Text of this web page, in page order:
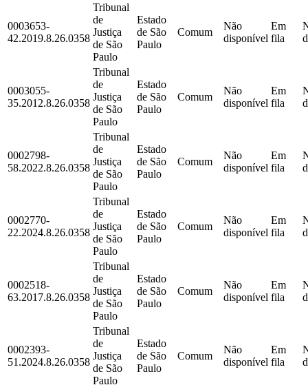
0003653-
42.2019.8.26.0358
Tribunal
de
Justiça
de São
Paulo
Estado
de São
Paulo
Comum
Não
disponível
Em
fila
0003055-
35.2012.8.26.0358
Tribunal
de
Justiça
de São
Paulo
Estado
de São
Paulo
Comum
Não
disponível
Em
fila
0002798-
58.2022.8.26.0358
Tribunal
de
Justiça
de São
Paulo
Estado
de São
Paulo
Comum
Não
disponível
Em
fila
0002770-
22.2024.8.26.0358
Tribunal
de
Justiça
de São
Paulo
Estado
de São
Paulo
Comum
Não
disponível
Em
fila
0002518-
63.2017.8.26.0358
Tribunal
de
Justiça
de São
Paulo
Estado
de São
Paulo
Comum
Não
disponível
Em
fila
0002393-
51.2024.8.26.0358
Tribunal
de
Justiça
de São
Paulo
Estado
de São
Paulo
Comum
Não
disponível
Em
fila